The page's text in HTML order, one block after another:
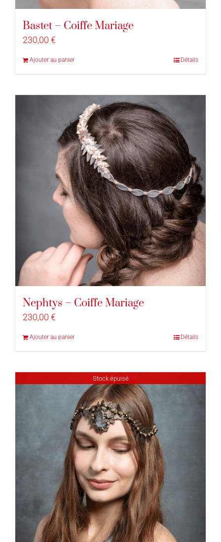
Bastet – Coiffe Mariage
230,00 €
Ajouter au panier Détails
Nephtys – Coiffe Mariage
230,00 €
Ajouter au panier Détails
Stock épuisé